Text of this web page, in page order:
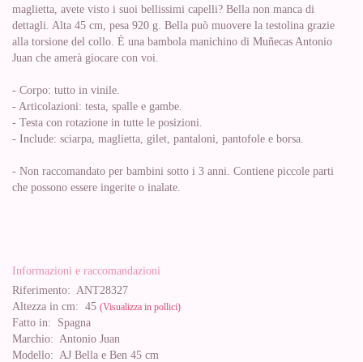
maglietta, avete visto i suoi bellissimi capelli? Bella non manca di
dettagli. Alta 45 cm, pesa 920 g. Bella può muovere la testolina grazie
alla torsione del collo. È una bambola manichino di Muñecas Antonio
Juan che amerà giocare con voi.
- Corpo: tutto in vinile.
- Articolazioni: testa, spalle e gambe.
- Testa con rotazione in tutte le posizioni.
- Include: sciarpa, maglietta, gilet, pantaloni, pantofole e borsa.
- Non raccomandato per bambini sotto i 3 anni. Contiene piccole parti
che possono essere ingerite o inalate.
Informazioni e raccomandazioni
Riferimento: ANT28327
Altezza in cm: 45 (Visualizza in pollici)
Fatto in: Spagna
Marchio: Antonio Juan
Modello: AJ Bella e Ben 45 cm